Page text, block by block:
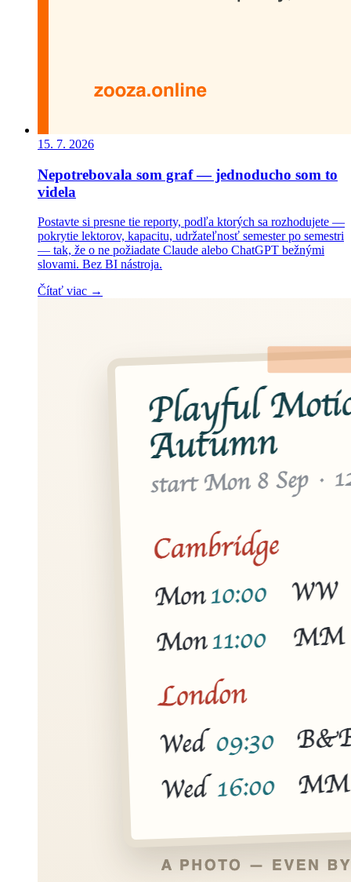
15. 7. 2026
Nepotrebovala som graf — jednoducho som to
videla
Postavte si presne tie reporty, podľa ktorých sa rozhodujete —
pokrytie lektorov, kapacitu, udržateľnosť semester po semestri
— tak, že o ne požiadate Claude alebo ChatGPT bežnými
slovami. Bez BI nástroja.
Čítať viac →